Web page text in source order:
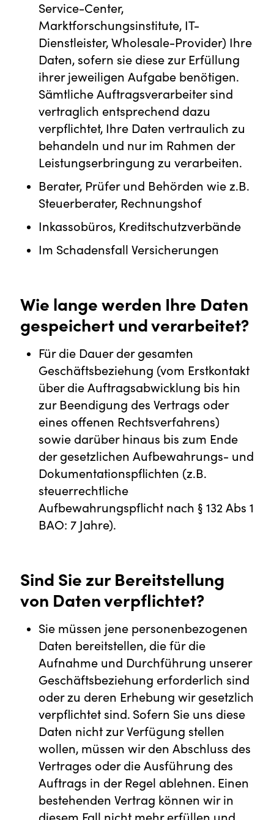
Service-Center,
Marktforschungsinstitute, IT-
Dienstleister, Wholesale-Provider) Ihre
Daten, sofern sie diese zur Erfüllung
ihrer jeweiligen Aufgabe benötigen.
Sämtliche Auftragsverarbeiter sind
vertraglich entsprechend dazu
verpflichtet, Ihre Daten vertraulich zu
behandeln und nur im Rahmen der
Leistungserbringung zu verarbeiten.
Berater, Prüfer und Behörden wie z.B.
Steuerberater, Rechnungshof
Inkassobüros, Kreditschutzverbände
Im Schadensfall Versicherungen
Wie lange werden Ihre Daten
gespeichert und verarbeitet?
Für die Dauer der gesamten
Geschäftsbeziehung (vom Erstkontakt
über die Auftragsabwicklung bis hin
zur Beendigung des Vertrags oder
eines offenen Rechtsverfahrens)
sowie darüber hinaus bis zum Ende
der gesetzlichen Aufbewahrungs- und
Dokumentationspflichten (z.B.
steuerrechtliche
Aufbewahrungspflicht nach § 132 Abs 1
BAO: 7 Jahre).
Sind Sie zur Bereitstellung
von Daten verpflichtet?
Sie müssen jene personenbezogenen
Daten bereitstellen, die für die
Aufnahme und Durchführung unserer
Geschäftsbeziehung erforderlich sind
oder zu deren Erhebung wir gesetzlich
verpflichtet sind. Sofern Sie uns diese
Daten nicht zur Verfügung stellen
wollen, müssen wir den Abschluss des
Vertrages oder die Ausführung des
Auftrags in der Regel ablehnen. Einen
bestehenden Vertrag können wir in